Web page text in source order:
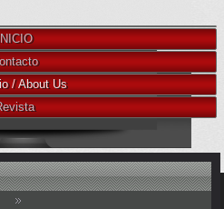
INICIO
/ About Us